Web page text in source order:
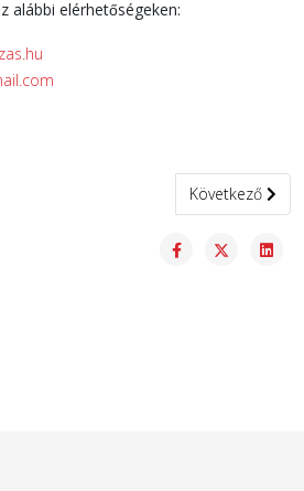
alábbi elérhetőségeken:
Következő cikk:
Következő